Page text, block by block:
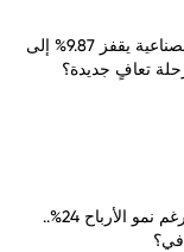
سهم الكوت للمشاريع الصناعية يقفز 9.87% إلى
سهم SMC عند 15 ريالاً رغم نمو الأرباح 24%..